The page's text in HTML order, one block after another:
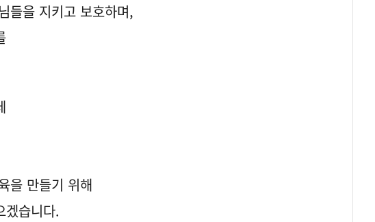
들을 지키고 보호하며,
을 만들기 위해
겠습니다.